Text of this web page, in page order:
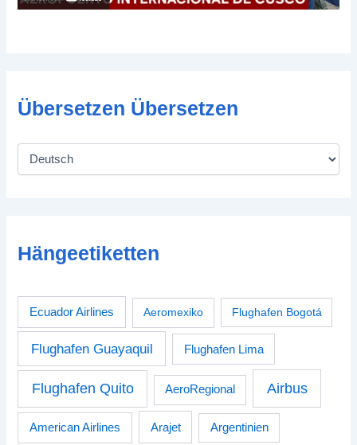
Übersetzen Übersetzen
Hängeetiketten
Ecuador Airlines Aeromexiko Flughafen Bogotá
Flughafen Guayaquil Flughafen Lima
Flughafen Quito AeroRegional Airbus
American Airlines Arajet Argentinien